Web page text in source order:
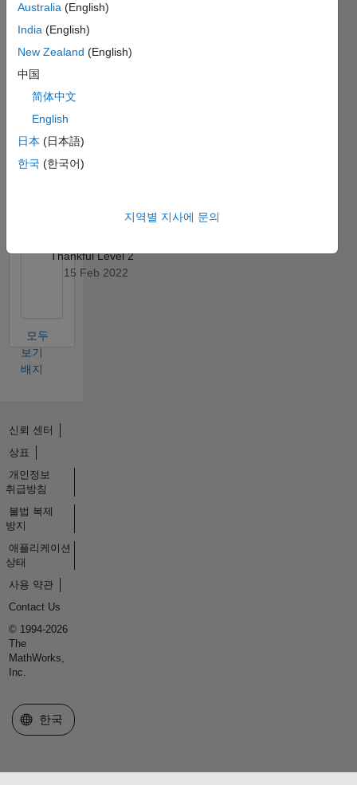
Answers
배지
모두
Thankful Level 1
24 Jun 2021
Thankful Level 2
15 Feb 2022
모두
보기
배지
Australia (English)
India (English)
New Zealand (English)
中国
简体中文
English
日本 (日本語)
한국 (한국어)
지역별 지사에 문의
신뢰 센터
상표
개인정보
취급방침
불법 복제
방지
애플리케이션
상태
사용 약관
Contact Us
© 1994-2026
The
MathWorks,
Inc.
웹사이트 선택
한국